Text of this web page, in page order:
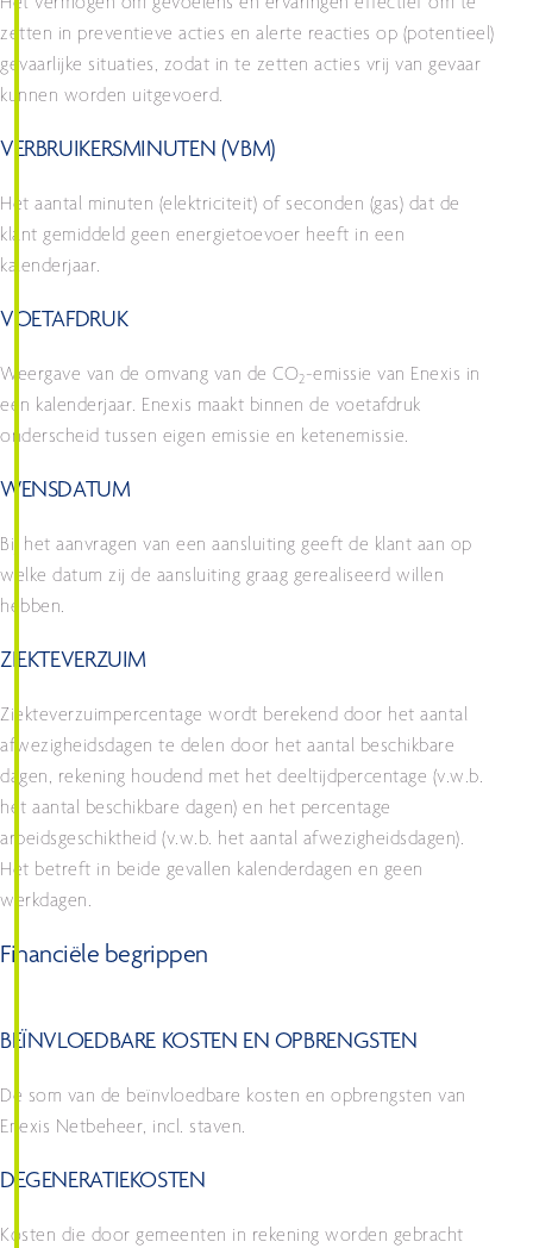
Het vermogen om gevoelens en ervaringen effectief om te
zetten in preventieve acties en alerte reacties op (potentieel)
gevaarlijke situaties, zodat in te zetten acties vrij van gevaar
kunnen worden uitgevoerd.
VERBRUIKERSMINUTEN (VBM)
Het aantal minuten (elektriciteit) of seconden (gas) dat de
klant gemiddeld geen energietoevoer heeft in een
kalenderjaar.
VOETAFDRUK
Weergave van de omvang van de CO2-emissie van Enexis in
een kalenderjaar. Enexis maakt binnen de voetafdruk
onderscheid tussen eigen emissie en ketenemissie.
WENSDATUM
Bij het aanvragen van een aansluiting geeft de klant aan op
welke datum zij de aansluiting graag gerealiseerd willen
hebben.
ZIEKTEVERZUIM
Ziekteverzuimpercentage wordt berekend door het aantal
afwezigheidsdagen te delen door het aantal beschikbare
dagen, rekening houdend met het deeltijdpercentage (v.w.b.
het aantal beschikbare dagen) en het percentage
arbeidsgeschiktheid (v.w.b. het aantal afwezigheidsdagen).
Het betreft in beide gevallen kalenderdagen en geen
werkdagen.
Financiële begrippen
BEÏNVLOEDBARE KOSTEN EN OPBRENGSTEN
De som van de beïnvloedbare kosten en opbrengsten van
Enexis Netbeheer, incl. staven.
DEGENERATIEKOSTEN
Kosten die door gemeenten in rekening worden gebracht